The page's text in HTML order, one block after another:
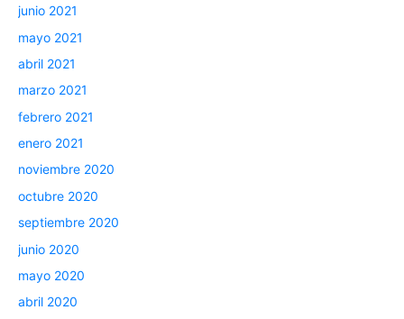
junio 2021
mayo 2021
abril 2021
marzo 2021
febrero 2021
enero 2021
noviembre 2020
octubre 2020
septiembre 2020
junio 2020
mayo 2020
abril 2020